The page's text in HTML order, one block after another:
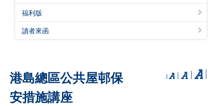
福利版
讀者來函
港島總區公共屋邨保
安措施講座